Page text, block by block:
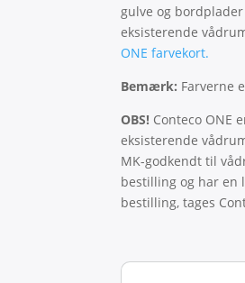
gulve og
eksisterende
ONE farvekort.
Bemærk: Farverne
OBS! Conteco ONE
eksisterende
MK-godkendt til
bestilling og har en
bestilling, tages